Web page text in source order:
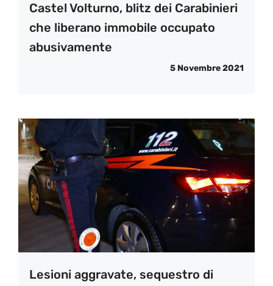
Castel Volturno, blitz dei Carabinieri
che liberano immobile occupato
abusivamente
5 Novembre 2021
Lesioni aggravate, sequestro di